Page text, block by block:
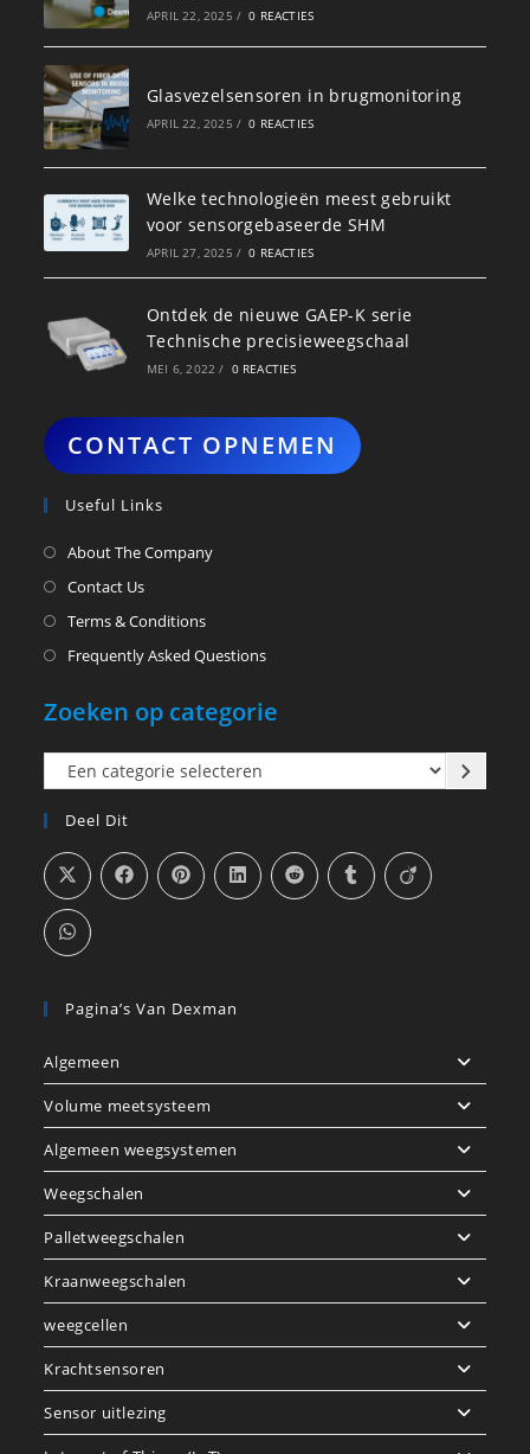
APRIL 22, 2025 / 0 REACTIES
Glasvezelsensoren in brugmonitoring
APRIL 22, 2025 / 0 REACTIES
Welke technologieën meest gebruikt
voor sensorgebaseerde SHM
APRIL 27, 2025 / 0 REACTIES
Ontdek de nieuwe GAEP-K serie
Technische precisieweegschaal
MEI 6, 2022 / 0 REACTIES
CONTACT OPNEMEN
Useful Links
About The Company
Contact Us
Terms & Conditions
Frequently Asked Questions
Zoeken op categorie
Een
categorie
selecteren
Deel Dit
Pagina’s Van Dexman
Algemeen
Volume meetsysteem
Algemeen weegsystemen
Weegschalen
Palletweegschalen
Kraanweegschalen
weegcellen
Krachtsensoren
Sensor uitlezing